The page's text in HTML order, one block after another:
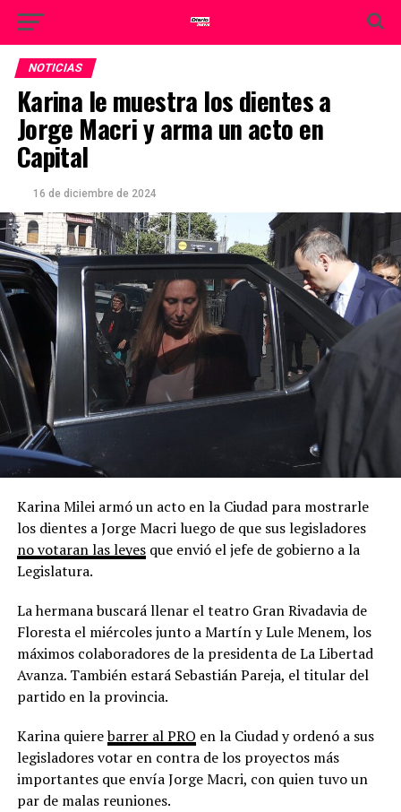
NOTICIAS
Karina le muestra los dientes a
Jorge Macri y arma un acto en
Capital
16 de diciembre de 2024
Karina Milei armó un acto en la Ciudad para mostrarle
los dientes a Jorge Macri luego de que sus legisladores
no votaran las leyesque envió el jefe de gobierno a la
Legislatura.
La hermana buscará llenar el teatro Gran Rivadavia de
Floresta el miércoles junto a Martín y Lule Menem, los
máximos colaboradores de la presidenta de La Libertad
Avanza. También estará Sebastián Pareja, el titular del
partido en la provincia.
Karina quierebarrer al PRO en la Ciudad y ordenó a sus
legisladores votar en contra de los proyectos más
importantes que envía Jorge Macri, con quien tuvo un
par de malas reuniones.